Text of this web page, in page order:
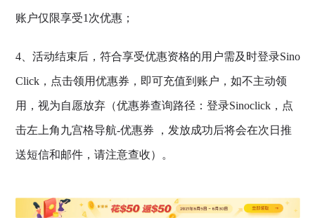
账户仅限享受1次优惠；
4、活动结束后，符合享受优惠资格的用户需及时登录Sino
Click，点击领用优惠券，即可充值到账户，如不主动领
用，视为自愿放弃（优惠券查询路径：登录Sinoclick，点
击左上角九宫格导航-优惠券 ，发放成功后将会在次日推
送短信和邮件，请注意查收）。